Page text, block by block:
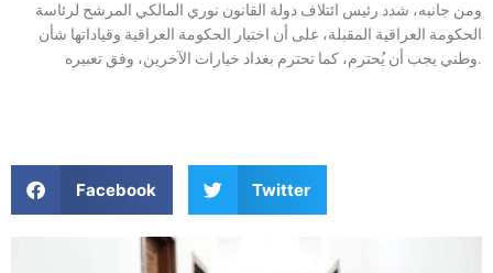
ومن جانبه، شدد رئيس ائتلاف دولة القانون نوري المالكي المرشح لرئاسة
الحكومة العراقية المقبلة، على أن اختيار الحكومة العراقية وقياداتها شأن
وطني يجب أن يُحترم، كما تحترم بغداد خيارات الآخرين، وفق تعبيره.
Facebook Twitter